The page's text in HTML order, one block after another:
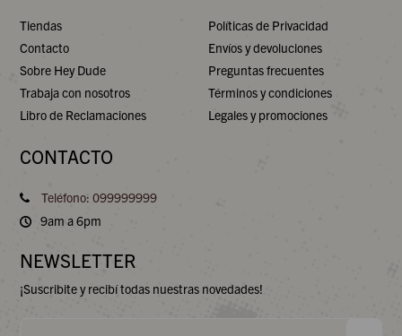
Tiendas
Contacto
Sobre Hey Dude
Trabaja con nosotros
Libro de Reclamaciones
Políticas de Privacidad
Envíos y devoluciones
Preguntas frecuentes
Términos y condiciones
Legales y promociones
CONTACTO
Teléfono: 099999999
9am a 6pm
NEWSLETTER
¡Suscribite y recibí todas nuestras novedades!